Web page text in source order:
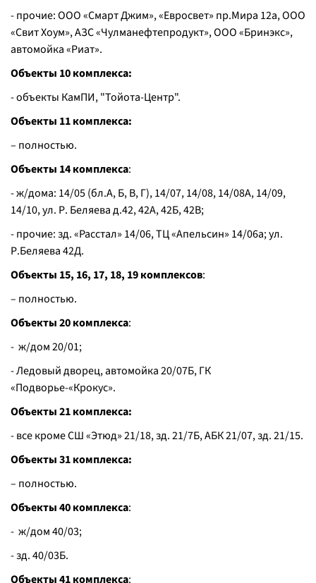
- прочие: ООО «Смарт Джим», «Евросвет» пр.Мира 12а, ООО
«Свит Хоум», АЗС «Чулманефтепродукт», ООО «Бринэкс»,
автомойка «Риат».
Объекты 10 комплекса:
- объекты КамПИ, "Тойота-Центр".
Объекты 11 комплекса:
– полностью.
Объекты 14 комплекса:
- ж/дома: 14/05 (бл.А, Б, В, Г), 14/07, 14/08, 14/08А, 14/09,
14/10, ул. Р. Беляева д.42, 42А, 42Б, 42В;
- прочие: зд. «Расстал» 14/06, ТЦ «Апельсин» 14/06а; ул.
Р.Беляева 42Д.
Объекты 15, 16, 17, 18, 19 комплексов:
– полностью.
Объекты 20 комплекса:
- ж/дом 20/01;
- Ледовый дворец, автомойка 20/07Б, ГК
«Подворье-«Крокус».
Объекты 21 комплекса:
- все кроме СШ «Этюд» 21/18, зд. 21/7Б, АБК 21/07, зд. 21/15.
Объекты 31 комплекса:
– полностью.
Объекты 40 комплекса:
- ж/дом 40/03;
- зд. 40/03Б.
Объекты 41 комплекса: